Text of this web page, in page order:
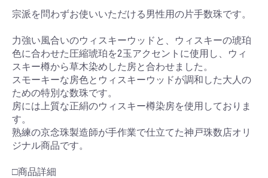
宗派を問わずお使いいただける男性用の片手数珠です。
力強い風合いのウィスキーウッドと、ウィスキーの琥珀
色に合わせた圧縮琥珀を2玉アクセントに使用し、ウィ
スキー樽から草木染めした房と合わせました。
スモーキーな房色とウィスキーウッドが調和した大人の
ための特別な数珠です。
房には上質な正絹のウィスキー樽染房を使用しておりま
す。
熟練の京念珠製造師が手作業で仕立てた神戸珠数店オリ
ジナル商品です。
□商品詳細